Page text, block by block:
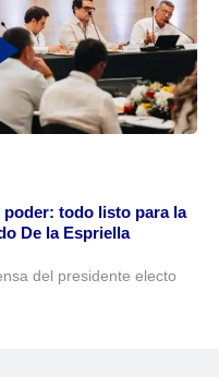
todo listo para la
De la Espriella
del presidente electo